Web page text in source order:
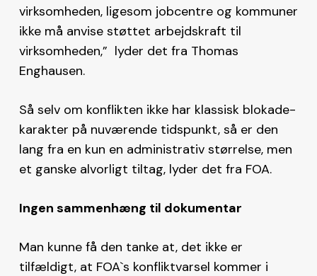
virksomheden, ligesom jobcentre og kommuner
ikke må anvise støttet arbejdskraft til
virksomheden,” lyder det fra Thomas
Enghausen.
Så selv om konflikten ikke har klassisk blokade-
karakter på nuværende tidspunkt, så er den
lang fra en kun en administrativ størrelse, men
et ganske alvorligt tiltag, lyder det fra FOA.
Ingen sammenhæng til dokumentar
Man kunne få den tanke at, det ikke er
tilfældigt, at FOA`s konfliktvarsel kommer i